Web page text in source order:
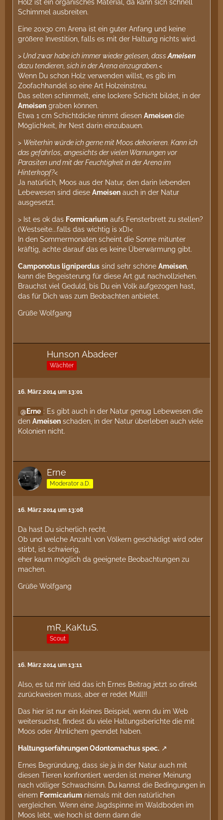
Holz ist ein organisches Material, da kann sich schnell
Schimmel ausbreiten.
Eine 20x30 cm Arena ist ein guter Anfang und keine
größere Investition, falls es mit der Haltung nichts wird.
> Und zwar habe ich immer wieder gelesen, dassAmeisen
dazu tendieren, sich in der Arena einzugraben.<
Wenn Du schon Holz verwenden willst, es gib im
Zoofachhandel so eine Art Holzeinstreu.
Das selten schimmelt, eine lockere Schicht bildet, in der
Ameisen graben können.
Etwa 1 cm Schichtdicke nimmt diesen Ameisen die
Möglichkeit, ihr Nest darin einzubauen.
> Weiterhin würde ich gerne mit Moos dekorieren. Kann ich
das gefahrlos, angesichts der vielen Warnungen vor
Parasiten und mit der Feuchtigkeit in der Arena im
Hinterkopf?<
Ja natürlich, Moos aus der Natur, den darin lebenden
Lebewesen sind diese Ameisen auch in der Natur
ausgesetzt.
> Ist es ok das Formicarium aufs Fensterbrett zu stellen?
(Westseite...falls das wichtig is xD)<
In den Sommermonaten scheint die Sonne mitunter
kräftig, achte darauf das es keine Überwärmung gibt.
Camponotus ligniperdus sind sehr schöne Ameisen
kann die Begeisterung für diese Art gut nachvollziehen.
Brauchst viel Geduld, bis Du ein Volk aufgezogen hast,
das für Dich was zum Beobachten anbietet.
Grüße Wolfgang
Hunson Abadeer
Wächter
16. März 2014 um 13:01
Erne : Es gibt auch in der Natur genug Lebewesen die
den Ameisen schaden, in der Natur überleben auch viele
Kolonien nicht.
Erne
Moderator a.D.
16. März 2014 um 13:08
Da hast Du sicherlich recht.
Ob und welche Anzahl von Völkern geschädigt wird oder
stirbt, ist schwierig,
eher kaum möglich da geeignete Beobachtungen zu
machen.
Grüße Wolfgang
mR_KaKtuS.
Scout
16. März 2014 um 13:11
Also, es tut mir leid das ich Ernes Beitrag jetzt so direkt
zurückweisen muss, aber er redet Müll!!
Das hier ist nur ein kleines Beispiel, wenn du im Web
weitersuchst, findest du viele Haltungsberichte die mit
Moos oder Ähnlichem geendet haben.
Haltungserfahrungen Odontomachus spec.
Ernes Begründung, dass sie ja in der Natur auch mit
diesen Tieren konfrontiert werden ist meiner Meinung
nach völliger Schwachsinn. Du kannst die Bedingungen in
einem Formicarium niemals mit den natürlichen
vergleichen. Wenn eine Jagdspinne im Waldboden im
Moos lebt, wie hoch ist denn dann die